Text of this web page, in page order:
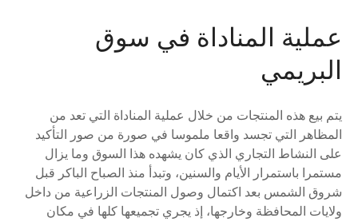
عملية المناداة في سوق
البريمي
يتم بيع هذه المنتجات من خلال عملية المناداة التي تعد من
المظاهر التي تجسد واقعا ملموسا في صورة من صور التأكيد
على النشاط التجاري الذي كان يشهده هذا السوق وما يزال
مستمرا باستمرار الأيام والسنين، وتبدأ منذ الصباح الباكر قبل
شروق الشمس بعد اكتمال وصول المنتجات الزراعية من داخل
ولايات المحافظة وخارجها، إذ يجري تجميعها كلها في مكان